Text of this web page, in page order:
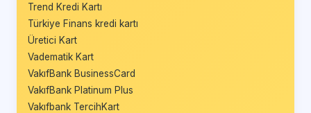
Trend Kredi Kartı
Türkiye Finans kredi kartı
Üretici Kart
Vadematik Kart
VakıfBank BusinessCard
VakıfBank Platinum Plus
Vakıfbank TercihKart